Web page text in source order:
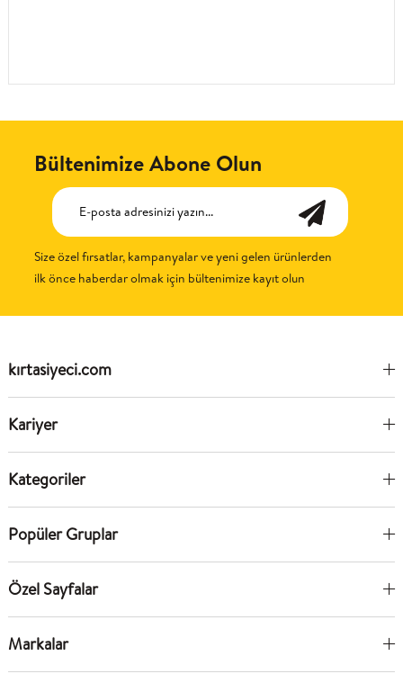
Bültenimize Abone Olun
Size özel fırsatlar, kampanyalar ve yeni gelen ürünlerden
ilk önce haberdar olmak için bültenimize kayıt olun
kırtasiyeci.com
Kariyer
Kategoriler
Popüler Gruplar
Özel Sayfalar
Markalar